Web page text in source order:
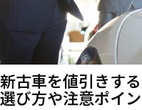
新古車を値引きす
選び方や注意ポイ